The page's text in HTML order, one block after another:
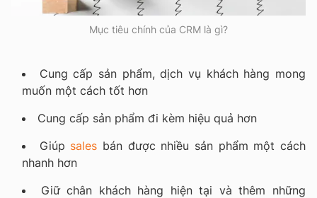
Mục tiêu chính của CRM là gì?
Cung cấp sản phẩm, dịch vụ khách hàng mong
muốn một cách tốt hơn
Cung cấp sản phẩm đi kèm hiệu quả hơn
Giúp sales bán được nhiều sản phẩm một cách
nhanh hơn
Giữ chân khách hàng hiện tại và thêm những